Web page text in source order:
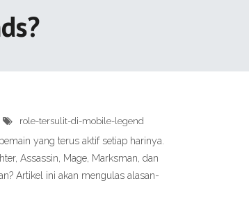
role-tersulit-di-mobile-legend
yang terus aktif setiap harinya.
Assassin, Mage, Marksman, dan
Artikel ini akan mengulas alasan-